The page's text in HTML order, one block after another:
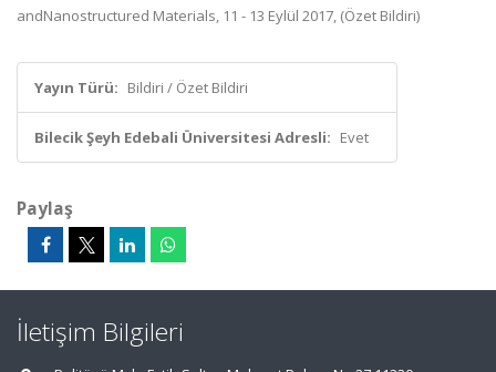
andNanostructured Materials, 11 - 13 Eylül 2017, (Özet Bildiri)
Yayın Türü: Bildiri / Özet Bildiri
Bilecik Şeyh Edebali Üniversitesi Adresli: Evet
Paylaş
İletişim Bilgileri